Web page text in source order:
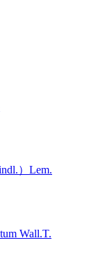
）Lem.
Wall.T.